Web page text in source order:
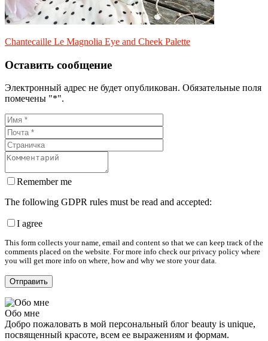
Chantecaille Le Magnolia Eye and Cheek Palette
Оставить сообщение
Электронный адрес не будет опубликован. Обязательные поля
помечены "*".
Remember me
The following GDPR rules must be read and accepted:
I agree
This form collects your name, email and content so that we can keep track of the
comments placed on the website. For more info check our privacy policy where
you will get more info on where, how and why we store your data.
Обо мне
Добро пожаловать в мой персональный блог beauty is unique,
посвященный красоте, всем ее выражениям и формам.